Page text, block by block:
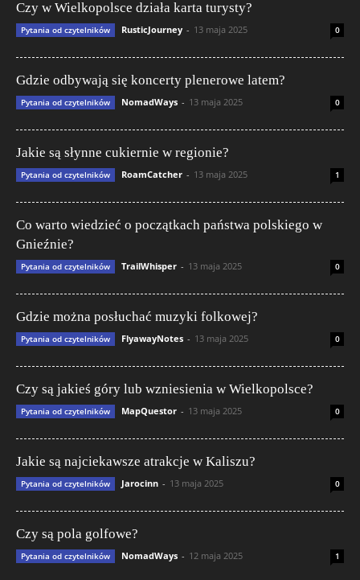
Czy w Wielkopolsce działa karta turysty?
Pytania od czytelników RusticJourney - 13 maja 2025 0
Gdzie odbywają się koncerty plenerowe latem?
Pytania od czytelników NomadWays - 13 maja 2025 0
Jakie są słynne cukiernie w regionie?
Pytania od czytelników RoamCatcher - 13 maja 2025 1
Co warto wiedzieć o początkach państwa polskiego w
Gnieźnie?
Pytania od czytelników TrailWhisper - 13 maja 2025 0
Gdzie można posłuchać muzyki folkowej?
Pytania od czytelników FlyawayNotes - 13 maja 2025 0
Czy są jakieś góry lub wzniesienia w Wielkopolsce?
Pytania od czytelników MapQuestor - 13 maja 2025 0
Jakie są najciekawsze atrakcje w Kaliszu?
Pytania od czytelników Jarocinn - 13 maja 2025 0
Czy są pola golfowe?
Pytania od czytelników NomadWays - 12 maja 2025 1